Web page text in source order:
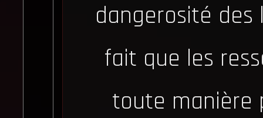
dangerosité des
fait que les
toute manière